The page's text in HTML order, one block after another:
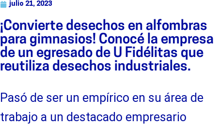
julio 21, 2023
¡Convierte desechos en alfombras
para gimnasios! Conocé la empresa
de un egresado de U Fidélitas que
reutiliza desechos industriales.
Pasó de ser un empírico en su área de
trabajo a un destacado empresario